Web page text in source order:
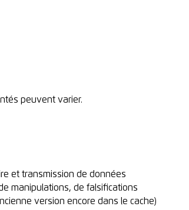
peuvent varier.
et transmission de données
manipulations, de falsifications
version encore dans le cache)